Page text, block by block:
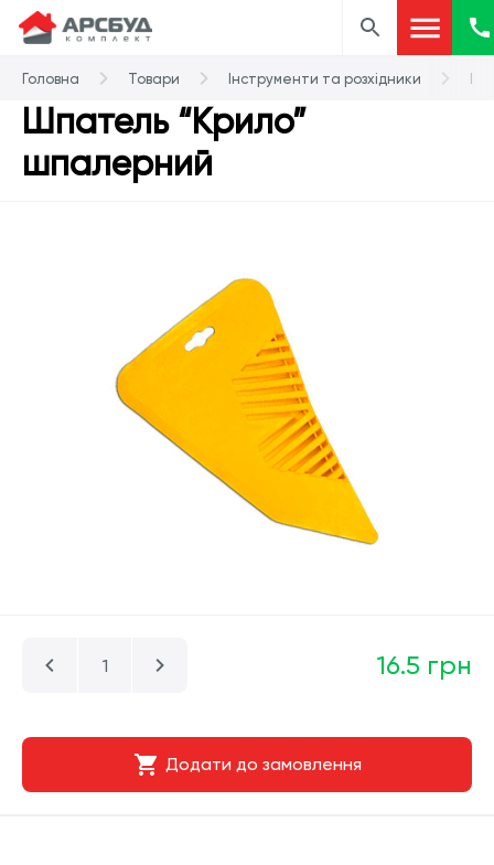
Головна Товари Інструменти та розхідники
Шпатель “Крило”
шпалерний
16.5 грн
Додати до замовлення